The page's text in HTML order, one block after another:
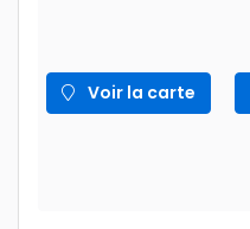
Voir la carte